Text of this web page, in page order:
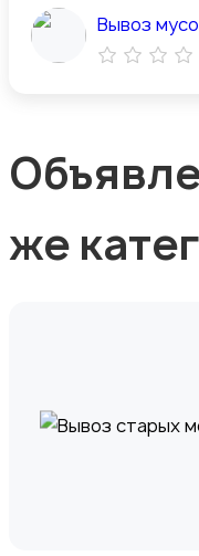
Вывоз
же